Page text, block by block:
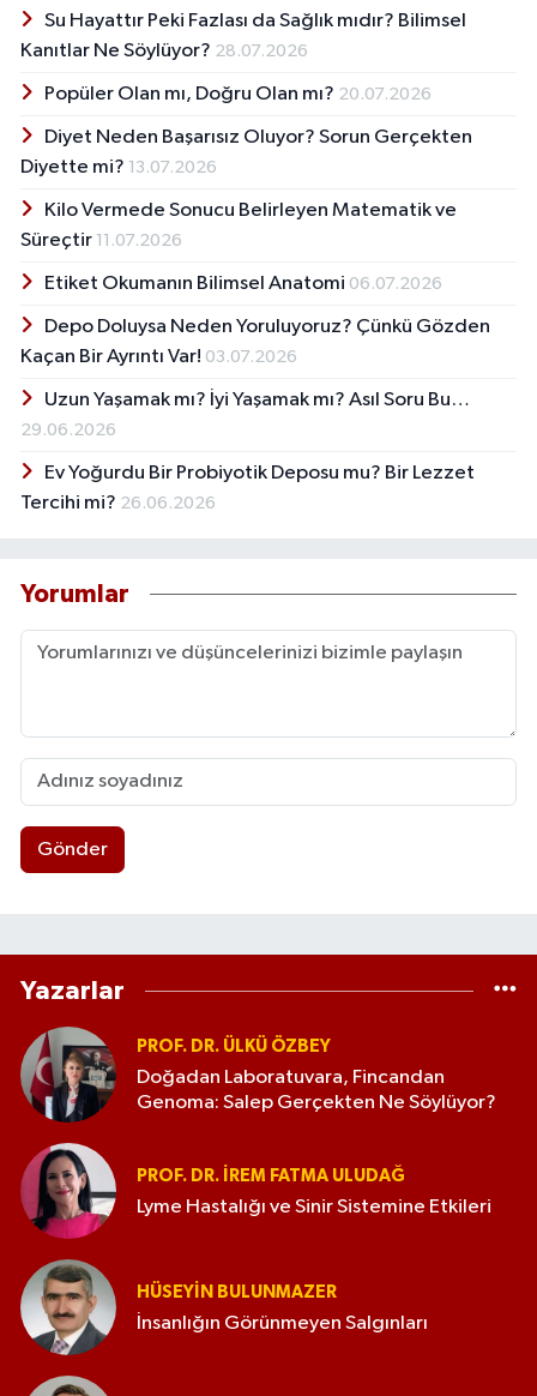
Su Hayattır Peki Fazlası da Sağlık mıdır? Bilimsel
Kanıtlar Ne Söylüyor? 28.07.2026
Popüler Olan mı, Doğru Olan mı? 20.07.2026
Diyet Neden Başarısız Oluyor? Sorun Gerçekten
Diyette mi? 13.07.2026
Kilo Vermede Sonucu Belirleyen Matematik ve
Süreçtir 11.07.2026
Etiket Okumanın Bilimsel Anatomi 06.07.2026
Depo Doluysa Neden Yoruluyoruz? Çünkü Gözden
Kaçan Bir Ayrıntı Var! 03.07.2026
Uzun Yaşamak mı? İyi Yaşamak mı? Asıl Soru Bu…
29.06.2026
Ev Yoğurdu Bir Probiyotik Deposu mu? Bir Lezzet
Tercihi mi? 26.06.2026
Yorumlar
Gönder
Yazarlar
PROF. DR. ÜLKÜ ÖZBEY
Doğadan Laboratuvara, Fincandan
Genoma: Salep Gerçekten Ne Söylüyor?
PROF. DR. İREM FATMA ULUDAĞ
Lyme Hastalığı ve Sinir Sistemine Etkileri
HÜSEYIN BULUNMAZER
İnsanlığın Görünmeyen Salgınları